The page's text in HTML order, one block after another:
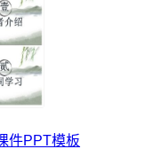
件PPT模板